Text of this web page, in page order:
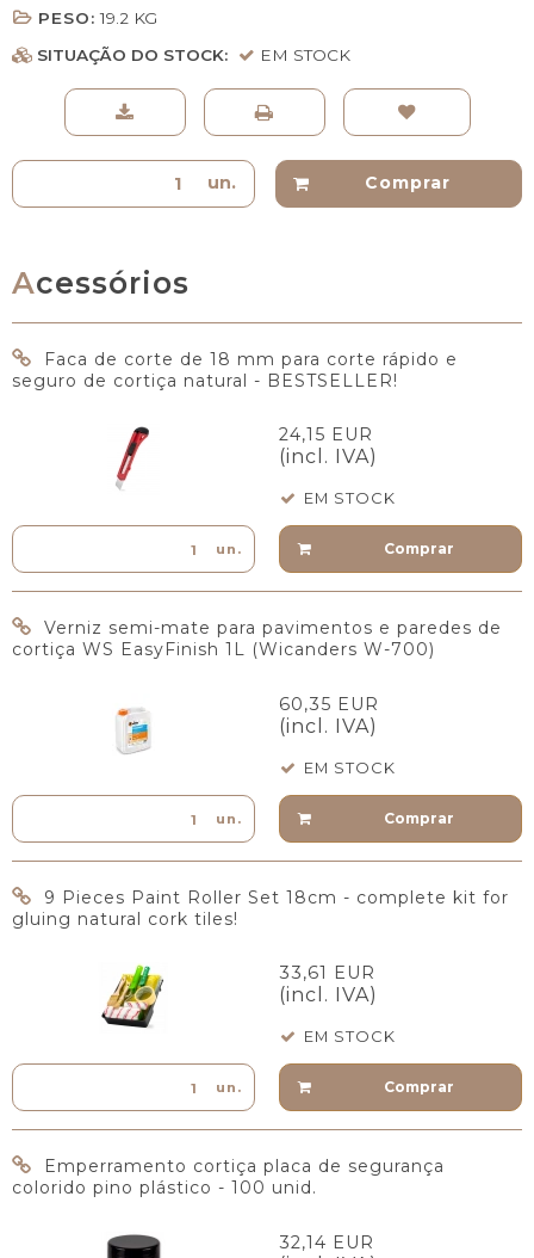
PESO: 19.2 KG
SITUAÇÃO DO STOCK:
EM STOCK
un. Comprar
Acessórios
Faca de corte de 18 mm para corte rápido e
seguro de cortiça natural - BESTSELLER!
24,15 EUR
(incl. IVA)
EM STOCK
un. Comprar
Verniz semi-mate para pavimentos e paredes de
cortiça WS EasyFinish 1L (Wicanders W-700)
60,35 EUR
(incl. IVA)
EM STOCK
un. Comprar
9 Pieces Paint Roller Set 18cm - complete kit for
gluing natural cork tiles!
33,61 EUR
(incl. IVA)
EM STOCK
un. Comprar
Emperramento cortiça placa de segurança
colorido pino plástico - 100 unid.
32,14 EUR